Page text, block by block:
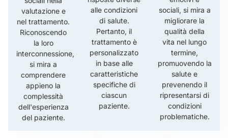
valutazione e
nel trattamento.
Riconoscendo
la loro
interconnessione,
si mira a
comprendere
appieno la
complessità
dell'esperienza
del paziente.
alle condizioni
di salute.
Pertanto, il
trattamento è
personalizzato
in base alle
caratteristiche
specifiche di
ciascun
paziente.
sociali, si mira a
migliorare la
qualità della
vita nel lungo
termine,
promuovendo la
salute e
prevenendo il
ripresentarsi di
condizioni
problematiche.